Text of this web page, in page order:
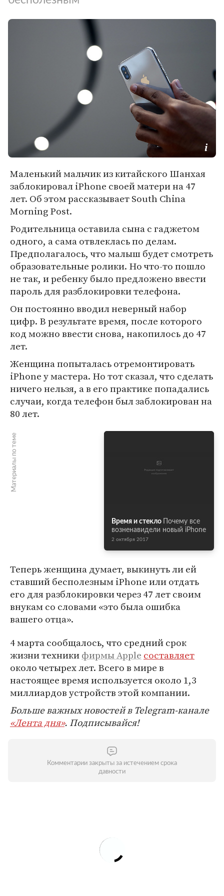
Маленький мальчик из китайского Шанхая
заблокировал iPhone своей матери на 47
лет. Об этом рассказывает South China
Morning Post.
Родительница оставила сына с гаджетом
одного, а сама отвлеклась по делам.
Предполагалось, что малыш будет смотреть
образовательные ролики. Но что-то пошло
не так, и ребенку было предложено ввести
пароль для разблокировки телефона.
Он постоянно вводил неверный набор
цифр. В результате время, после которого
код можно ввести снова, накопилось до 47
лет.
Женщина попыталась отремонтировать
iPhone у мастера. Но тот сказал, что сделать
ничего нельзя, а в его практике попадались
случаи, когда телефон был заблокирован на
80 лет.
Материалы по теме
Время и стекло
Почему все
возненавидели новый iPhone
2 октября 2017
Теперь женщина думает, выкинуть ли ей
ставший бесполезным iPhone или отдать
его для разблокировки через 47 лет своим
внукам со словами «это была ошибка
вашего отца».
4 марта сообщалось, что средний срок
жизни техникифирмы Apple составляет
около четырех лет. Всего в мире в
настоящее время используется около 1,3
миллиардов устройств этой компании.
Больше важных новостей в Telegram-канале
«Лента дня». Подписывайся!
Комментарии закрыты за истечением срока
давности